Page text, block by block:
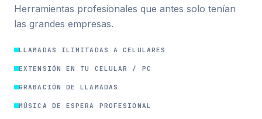
Herramientas profesionales que antes solo tenían
las grandes empresas.
LLAMADAS ILIMITADAS A CELULARES
EXTENSIÓN EN TU CELULAR / PC
GRABACIÓN DE LLAMADAS
MÚSICA DE ESPERA PROFESIONAL